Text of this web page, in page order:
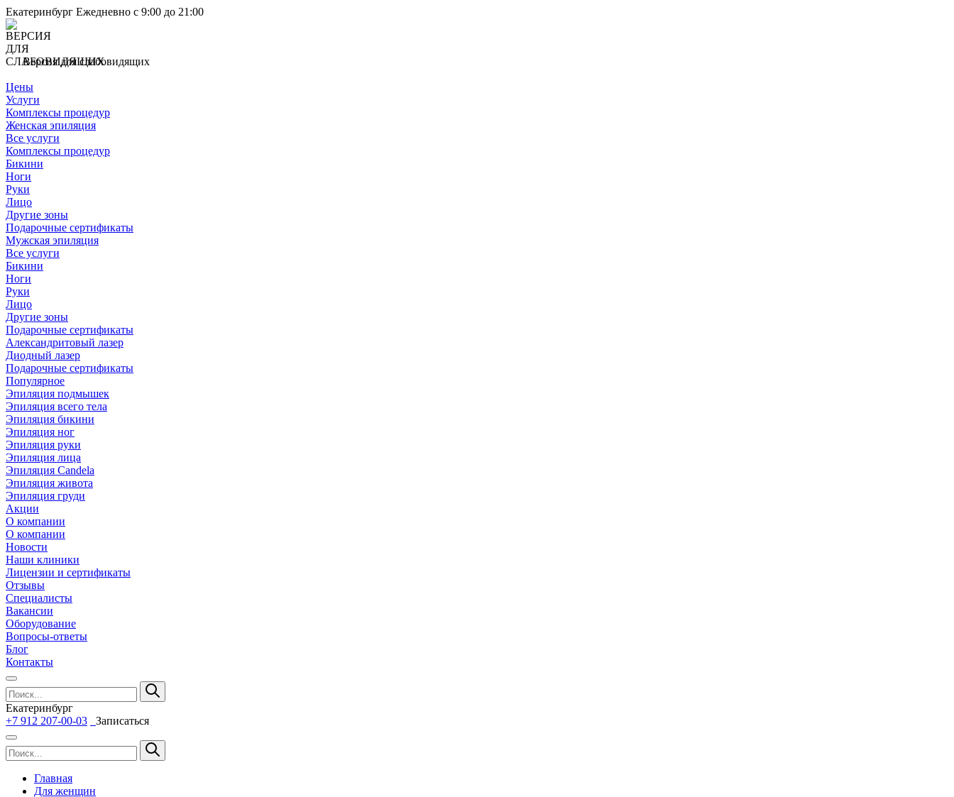
Екатеринбург Ежедневно с 9:00 до 21:00
Версия для слабовидящих
Цены
Услуги
Комплексы процедур
Женская эпиляция
Все услуги
Комплексы процедур
Бикини
Ноги
Руки
Лицо
Другие зоны
Подарочные сертификаты
Мужская эпиляция
Все услуги
Бикини
Ноги
Руки
Лицо
Другие зоны
Подарочные сертификаты
Александритовый лазер
Диодный лазер
Подарочные сертификаты
Популярное
Эпиляция подмышек
Эпиляция всего тела
Эпиляция бикини
Эпиляция ног
Эпиляция руки
Эпиляция лица
Эпиляция Candela
Эпиляция живота
Эпиляция груди
Акции
О компании
О компании
Новости
Наши клиники
Лицензии и сертификаты
Отзывы
Специалисты
Вакансии
Оборудование
Вопросы-ответы
Блог
Контакты
Екатеринбург
+7 912 207-00-03
Записаться
Главная
Для женщин